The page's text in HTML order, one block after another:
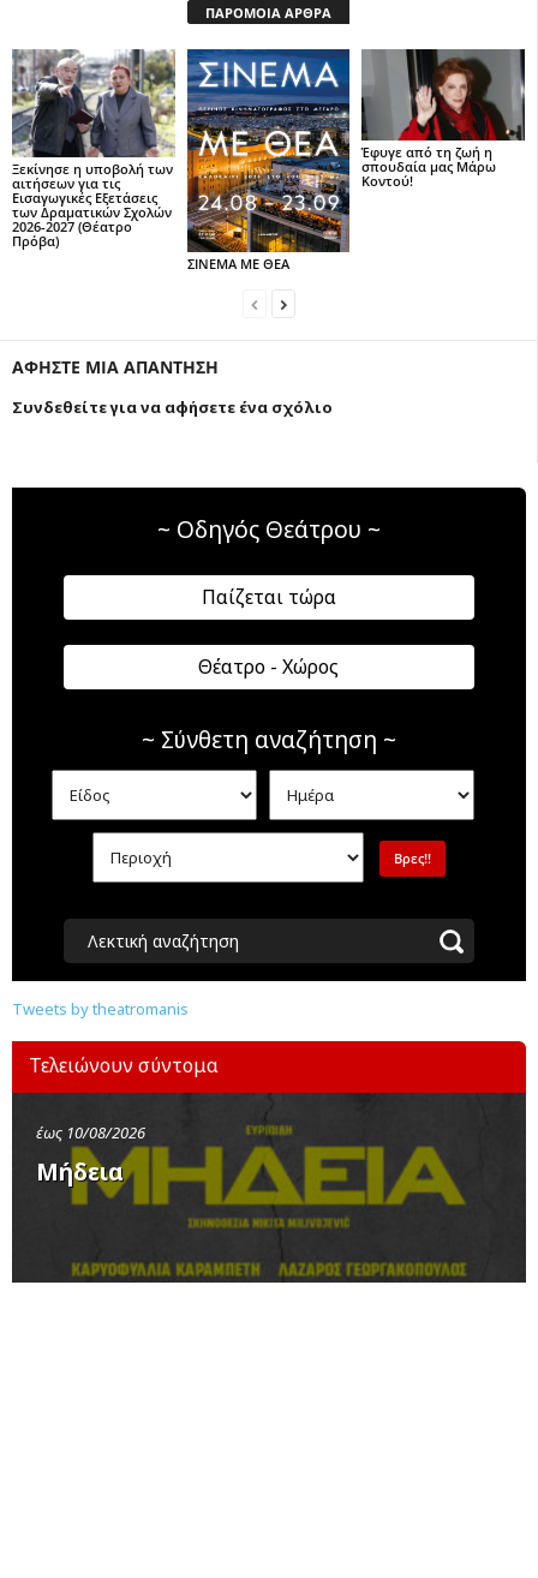
ΠΑΡΟΜΟΙΑ ΑΡΘΡΑ
Ξεκίνησε η υποβολή των
αιτήσεων για τις
Εισαγωγικές Εξετάσεις
των Δραματικών Σχολών
2026-2027 (Θέατρο
Πρόβα)
ΣΙΝΕΜΑ ΜΕ ΘΕΑ
Έφυγε από τη ζωή η
σπουδαία μας Μάρω
Κοντού!
ΑΦΗΣΤΕ ΜΙΑ ΑΠΑΝΤΗΣΗ
Συνδεθείτε για να αφήσετε ένα σχόλιο
~ Οδηγός Θεάτρου ~
Παίζεται τώρα
Θέατρο - Χώρος
~ Σύνθετη αναζήτηση ~
Λεκτική αναζήτηση
Tweets by theatromanis
Τελειώνουν σύντομα
έως 10/08/2026
Μήδεια